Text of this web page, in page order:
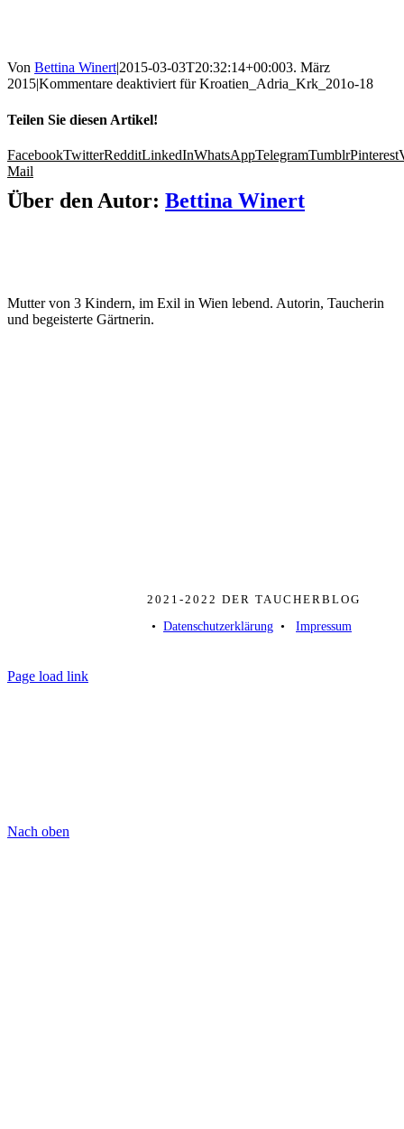
Von Bettina Winert|2015-03-03T20:32:14+00:003. März
2015|Kommentare deaktiviertfür Kroatien_Adria_Krk_201o-18
Teilen Sie diesen Artikel!
FacebookTwitterRedditLinkedInWhatsAppTelegramTumblrPinterest
Mail
Über den Autor: Bettina Winert
Mutter von 3 Kindern, im Exil in Wien lebend. Autorin, Taucherin
und begeisterte Gärtnerin.
2021-2022 DER TAUCHERBLOG
• ­Datenschutzerklärung ­ • ­Impressum
Page load link
Nach oben